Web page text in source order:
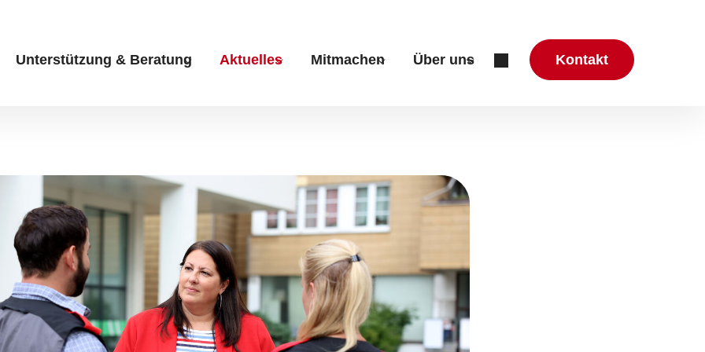
Unterstützung & Beratung
Submenu for "Unterstützung & Beratung"
Aktuelles
Submenu for "Aktuelles"
Mitmachen
Submenu for "Mitmachen"
Über uns
Submenu for "Über uns"
Kontakt